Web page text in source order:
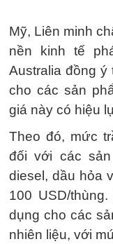
Mỹ, Liên minh
nền kinh tế
Australia đồng ý
cho các sản
giá này có hiệu
Theo đó, mức
đối với các
diesel, dầu hỏa
100 USD/
dụng cho các
nhiên liệu, với